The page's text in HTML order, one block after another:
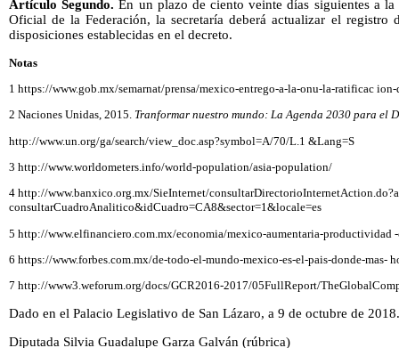
Artículo Segundo. En un plazo de ciento veinte días siguientes a
Oficial de la Federación, la secretaría deberá actualizar el registro
disposiciones establecidas en el decreto.
Notas
1 https://www.gob.mx/semarnat/prensa/mexico-entrego-a-la-onu-la-ratificac
2 Naciones Unidas, 2015. Tranformar nuestro mundo: La Agenda 2030 para el
http://www.un.org/ga/search/view_doc.asp?symbol=A/70/L.1 &Lang=S
3 http://www.worldometers.info/world-population/asia-population/
4 http://www.banxico.org.mx/SieInternet/
consultarCuadroAnalitico&idCuadro=CA8&sector=1&locale=es
5 http://www.elfinanciero.com.mx/economia/mexico-aumentaria-productividad
6 https://www.forbes.com.mx/de-todo-el-mundo-mexico-es-el-pais-donde-mas-
7 http://www3.weforum.org/docs/GCR2016-2017/05FullReport/
Dado en el Palacio Legislativo de San Lázaro, a 9 de octubre de 2018.
Diputada Silvia Guadalupe Garza Galván (rúbrica)